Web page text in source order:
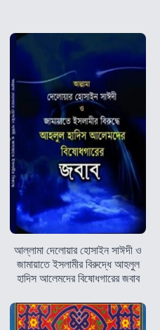
আল্লামা দেলোয়ার হোসাইন সাঈদী ও
জামায়াতে ইসলামীর বিরুদ্ধে আহলুল
হাদিস আলেমদের বিষোধগারের জবাব